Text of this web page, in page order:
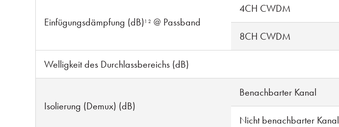
Einfügungsdämpfung (dB)1 2 @ Passband
4CH CWDM
8CH CWDM
Welligkeit des Durchlassbereichs (dB)
Isolierung (Demux) (dB)
Benachbarter Kanal
Nicht benachbarter Kanal